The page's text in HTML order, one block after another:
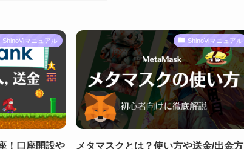
ShinoViマニュアル
！口座開設や
ShinoViマニュアル
メタマスクとは？使い方や送金/出金方